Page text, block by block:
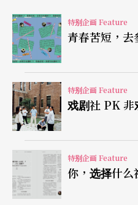
在受理学生意见上，只要
要性的需求，校方大多都
助。因应学校不同差异，
管理状态、大小期程、熟
定，是拟定一学期的社课
先确认的事项。
从「建构信任」到「引导
在讨论社内事务之前，我
特别企画 Feature
青春苦短，去
特别企画 Feature
戏剧社 PK 非
特别企画 Feature
你，选择什么